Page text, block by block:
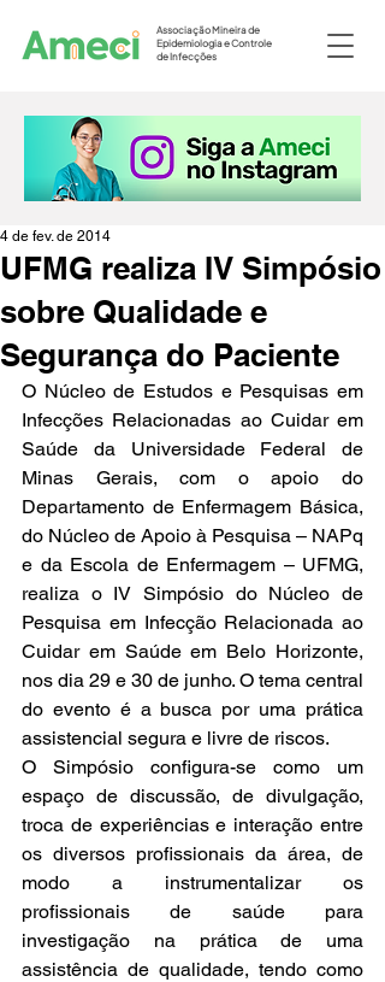
Associação Mineira de
Epidemiologia e Controle
de Infecções
UFMG realiza IV Simpósio
sobre Qualidade e
Segurança do Paciente
4 de fev. de 2014
O Núcleo de Estudos e Pesquisas em
Infecções Relacionadas ao Cuidar em
Saúde da Universidade Federal de
Minas Gerais, com o apoio do
Departamento de Enfermagem Básica,
do Núcleo de Apoio à Pesquisa – NAPq
e da Escola de Enfermagem – UFMG,
realiza o IV Simpósio do Núcleo de
Pesquisa em Infecção Relacionada ao
Cuidar em Saúde em Belo Horizonte,
nos dia 29 e 30 de junho. O tema central
do evento é a busca por uma prática
assistencial segura e livre de riscos.
O Simpósio configura-se como um
espaço de discussão, de divulgação,
troca de experiências e interação entre
os diversos profissionais da área, de
modo a instrumentalizar os
profissionais de saúde para
investigação na prática de uma
assistência de qualidade, tendo como